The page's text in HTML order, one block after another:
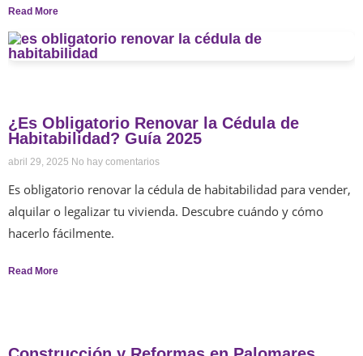
Read More
¿Es Obligatorio Renovar la Cédula de
Habitabilidad? Guía 2025
abril 29, 2025 No hay comentarios
Es obligatorio renovar la cédula de habitabilidad para vender,
alquilar o legalizar tu vivienda. Descubre cuándo y cómo
hacerlo fácilmente.
Read More